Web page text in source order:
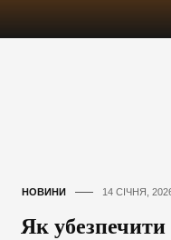
НОВИНИ 14 СІЧНЯ,
Як убезпечити